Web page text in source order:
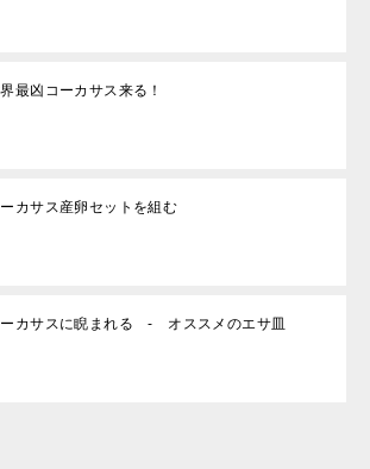
最凶コーカサス来る！
カサス産卵セットを組む
ーカサスに睨まれる - オススメのエサ皿